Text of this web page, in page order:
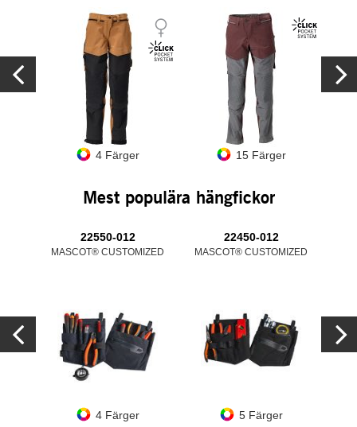
4 Färger 15 Färger
Mest populära hängfickor
22550-012
MASCOT® CUSTOMIZED
4 Färger
22450-012
MASCOT® CUSTOMIZED
5 Färger